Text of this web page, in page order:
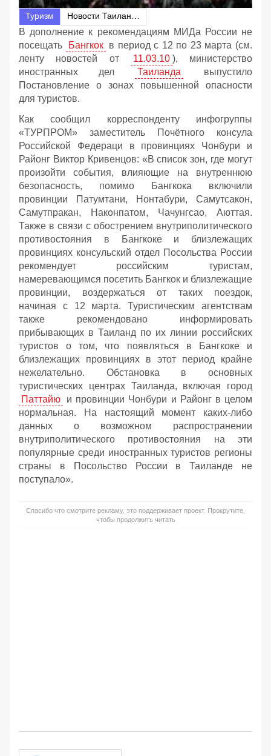
Туризм
В дополнение к рекомендациям МИДа России не
посещать
Бангкок
в период с 12 по 23 марта (см.
ленту новостей от
11.03.10 ), министерство
иностранных дел
Таиланда
выпустило
Постановление о зонах повышенной опасности
для туристов.
Как сообщил корреспонденту инфогруппы
«ТУРПРОМ» заместитель Почётного консула
Российской Федераци в провинциях Чонбури и
Районг Виктор Кривенцов: «В список зон, где могут
произойти события, влияющие на внутреннюю
безопасность, помимо Бангкока включили
провинции Патумтани, Нонтабури, Самутсакон,
Самутпракан, Наконпатом, Чачунгсао, Аюттая.
Также в связи с обострением внутриполитического
противостояния в Бангкоке и близлежащих
провинциях консульский отдел Посольства России
рекомендует российским туристам,
намеревающимся посетить Бангкок и близлежащие
провинции, воздержаться от таких поездок,
начиная с 12 марта. Туристическим агентствам
также рекомендовано информировать
прибывающих в Таиланд по их линии российских
туристов о том, что появляться в Бангкоке и
близлежащих провинциях в этот период крайне
нежелательно. Обстановка в основных
туристических центрах Таиланда, включая город
Паттайю
и провинции Чонбури и Районг в целом
нормальная. На настоящий момент каких-либо
данных о возможном распространении
внутриполитического противостояния на эти
популярные среди иностранных туристов регионы
страны в Посольство России в Таиланде не
поступало».
Спасибо что смотрите рекламу, это поддерживает проект. Прокрутите,
чтобы продолжить читать